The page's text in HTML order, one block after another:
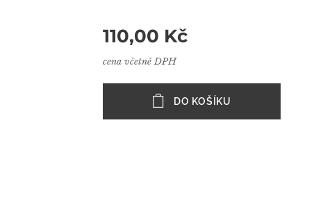
110,00 Kč
cena včetně DPH
DO KOŠÍKU